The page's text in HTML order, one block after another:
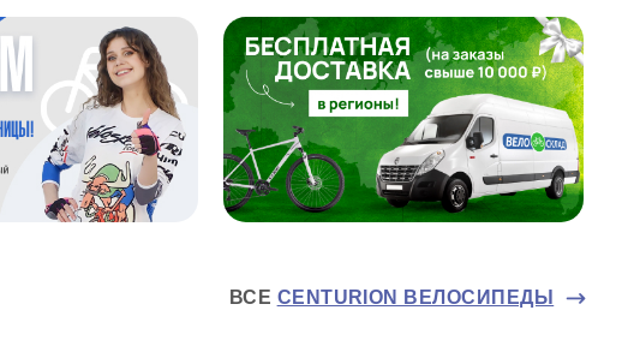
ВСЕ CENTURION ВЕЛОСИПЕДЫ